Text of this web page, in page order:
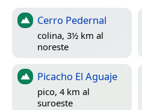
Cerro Pedernal
colina, 3½ km al
noreste
Picacho El Aguaje
pico, 4 km al
suroeste